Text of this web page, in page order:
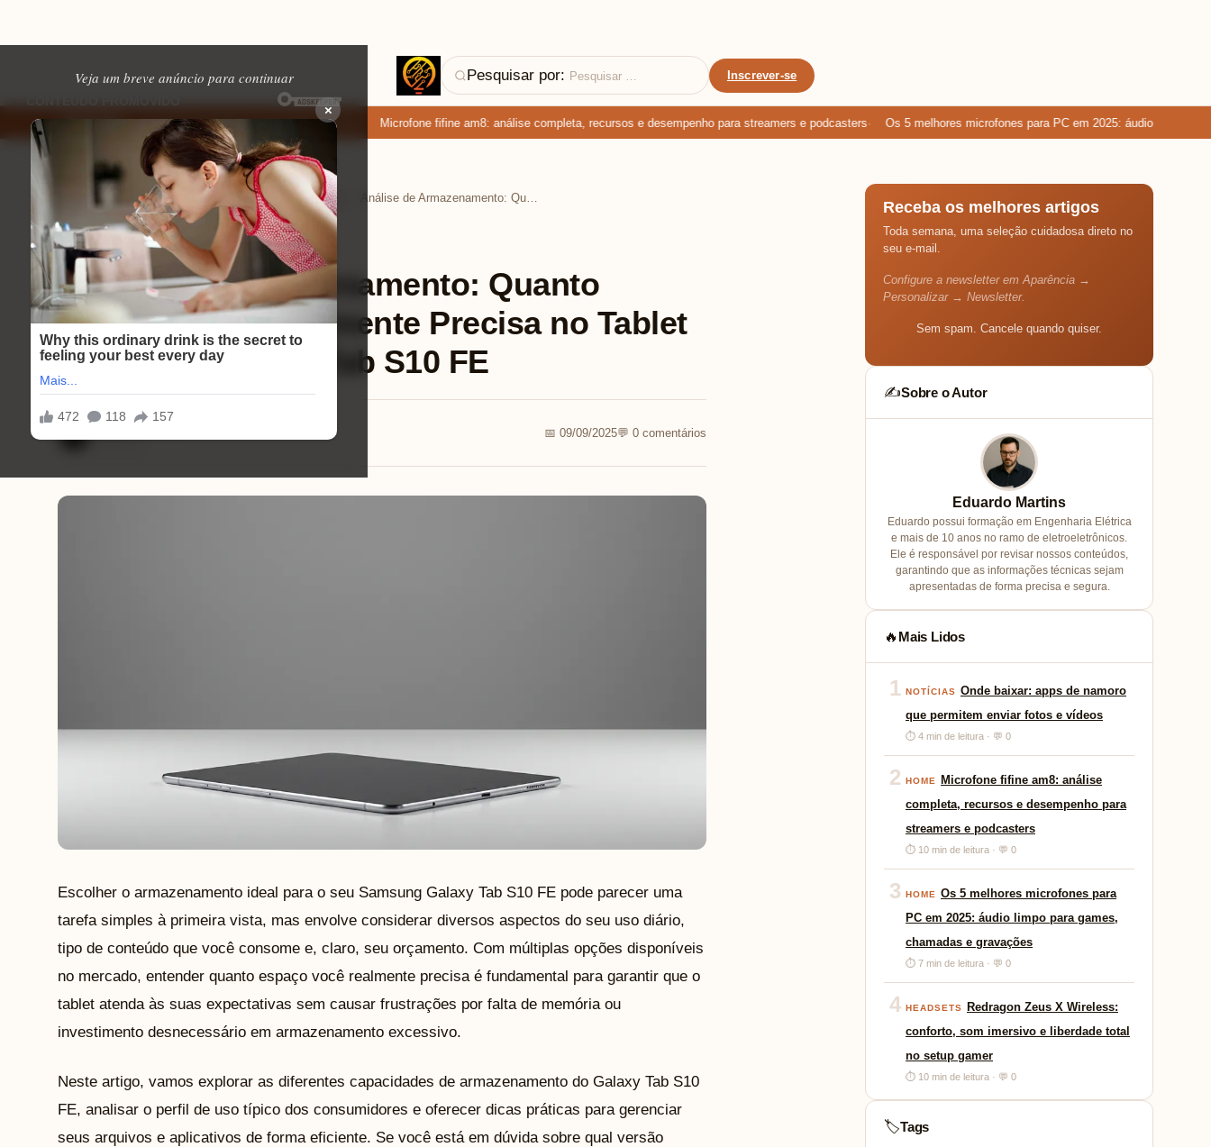
Veja um breve anúncio para continuar
×
Pesquisar por: Inscrever-se
EM ALTA
Onde baixar: apps de namoro que permitem enviar fotos e vídeos Microfone fifine am8: análise completa, recursos e desempenho para streamers e podcasters Os 5 melhores microfones para PC em 2025: áudio limpo para
Tecnologia e Eletrônicos Tablets
Tablets ⏱ 11 min de leitura
Análise de Armazenamento: Quanto
Espaço Você Realmente Precisa no Tablet
Samsung Galaxy Tab S10 FE
Eduardo Martins
09/09/2025
📅 09/09/2025💬 0 comentários
Escolher o armazenamento ideal para o seu Samsung Galaxy Tab S10 FE pode parecer uma
tarefa simples à primeira vista, mas envolve considerar diversos aspectos do seu uso diário,
tipo de conteúdo que você consome e, claro, seu orçamento. Com múltiplas opções disponíveis
no mercado, entender quanto espaço você realmente precisa é fundamental para garantir que o
tablet atenda às suas expectativas sem causar frustrações por falta de memória ou
investimento desnecessário em armazenamento excessivo.
Neste artigo, vamos explorar as diferentes capacidades de armazenamento do Galaxy Tab S10
FE, analisar o perfil de uso típico dos consumidores e oferecer dicas práticas para gerenciar
seus arquivos e aplicativos de forma eficiente. Se você está em dúvida sobre qual versão
Receba os melhores artigos
Toda semana, uma seleção cuidadosa direto no
seu e-mail.
Configure a newsletter em Aparência →
Personalizar → Newsletter.
Sem spam. Cancele quando quiser.
✍️Sobre o Autor
Eduardo Martins
Eduardo possui formação em Engenharia Elétrica
e mais de 10 anos no ramo de eletroeletrônicos.
Ele é responsável por revisar nossos conteúdos,
garantindo que as informações técnicas sejam
apresentadas de forma precisa e segura.
🔥 Mais Lidos
1 NOTÍCIAS Onde baixar: apps de namoro
que permitem enviar fotos e vídeos
⏱ 4 min de leitura · 💬 0
2 HOME
Microfone fifine am8: análise
completa, recursos e desempenho para
streamers e podcasters
⏱ 10 min de leitura · 💬 0
3 HOME
Os 5 melhores microfones para
PC em 2025: áudio limpo para games,
chamadas e gravações
⏱ 7 min de leitura · 💬 0
4 HEADSETS
Redragon Zeus X Wireless:
conforto, som imersivo e liberdade total
no setup gamer
⏱ 10 min de leitura · 💬 0
🏷️Tags